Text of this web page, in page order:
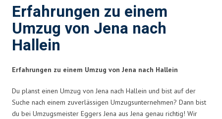
Erfahrungen zu einem
Umzug von Jena nach
Hallein
Erfahrungen zu einem Umzug von Jena nach Hallein
Du planst einen Umzug von Jena nach Hallein und bist auf der
Suche nach einem zuverlässigen Umzugsunternehmen? Dann bist
du bei Umzugsmeister Eggers Jena aus Jena genau richtig! Wir